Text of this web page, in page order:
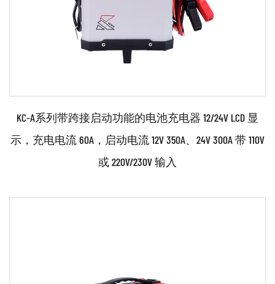
KC-A系列带跨接启动功能的电池充电器 12/24V LCD 显
示，充电电流 60A，启动电流 12V 350A、24V 300A 带 110V
或 220V/230V 输入